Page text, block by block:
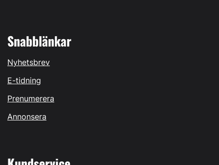
Snabblänkar
Nyhetsbrev
E-tidning
Prenumerera
Annonsera